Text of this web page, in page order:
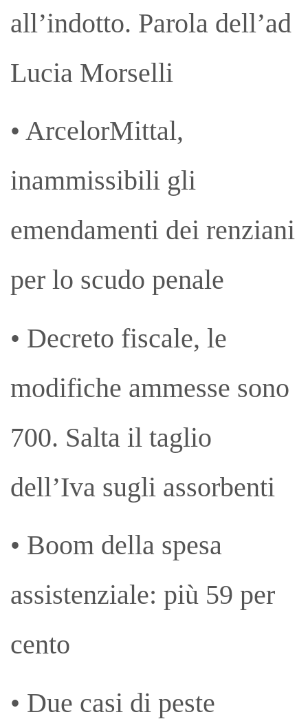
all’indotto. Parola dell’ad
Lucia Morselli
• ArcelorMittal,
inammissibili gli
emendamenti dei renziani
per lo scudo penale
• Decreto fiscale, le
modifiche ammesse sono
700. Salta il taglio
dell’Iva sugli assorbenti
• Boom della spesa
assistenziale: più 59 per
cento
• Due casi di peste